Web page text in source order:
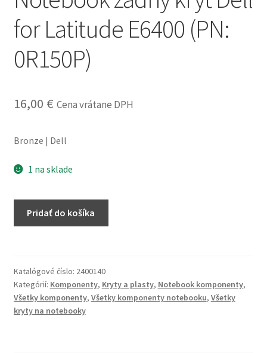
podmienky
Wishlist
for Latitude E6400 (PN:
0R150P)
16,00 € Cena vrátane DPH
Bronze | Dell
1 na sklade
množstvo
Dell
for
Latitude
E6400
Pridať do košíka
Katalógové číslo: 2400140
Kategórií: Komponenty, Kryty a plasty, Notebook komponenty,
Všetky komponenty, Všetky komponenty notebooku, Všetky
kryty na notebooky